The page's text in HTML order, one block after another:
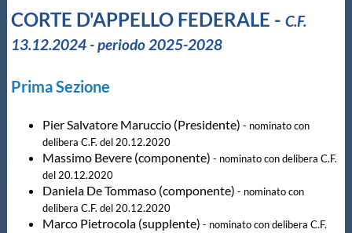
Webmail
CORTE D'APPELLO FEDERALE - C.F.
13.12.2024 - periodo 2025-2028
Prima Sezione
Pier Salvatore Maruccio (Presidente) - nominato con
delibera C.F. del 20.12.2020
Massimo Bevere (componente) - nominato con delibera C.F.
del 20.12.2020
Daniela De Tommaso (componente) - nominato con
delibera C.F. del 20.12.2020
Marco Pietrocola (supplente) - nominato con delibera C.F.